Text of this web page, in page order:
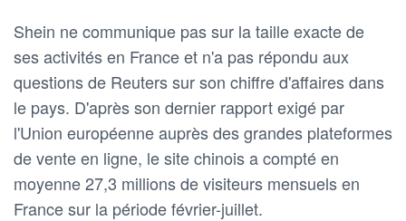
Shein ne communique pas sur la taille exacte de
ses activités en France et n'a pas répondu aux
questions de Reuters sur son chiffre d'affaires dans
le pays. D'après son dernier rapport exigé par
l'Union européenne auprès des grandes plateformes
de vente en ligne, le site chinois a compté en
moyenne 27,3 millions de visiteurs mensuels en
France sur la période février-juillet.